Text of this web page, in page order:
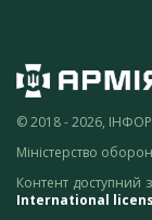
© 2018 - 2026,
Міністерство
Контент доступний
International